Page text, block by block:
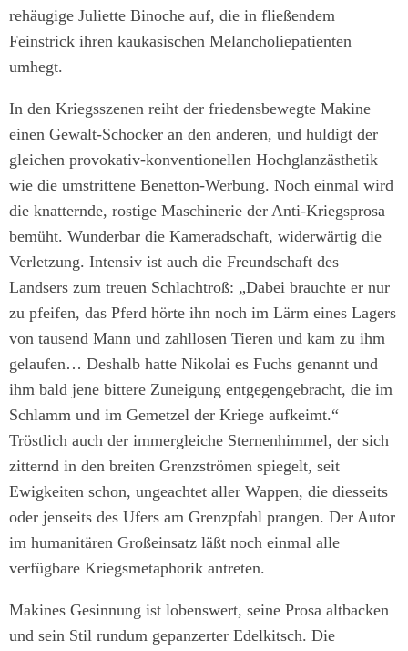
rehäugige Juliette Binoche auf, die in fließendem
Feinstrick ihren kaukasischen Melancholiepatienten
umhegt.
In den Kriegsszenen reiht der friedensbewegte Makine
einen Gewalt-Schocker an den anderen, und huldigt der
gleichen provokativ-konventionellen Hochglanzästhetik
wie die umstrittene Benetton-Werbung. Noch einmal wird
die knatternde, rostige Maschinerie der Anti-Kriegsprosa
bemüht. Wunderbar die Kameradschaft, widerwärtig die
Verletzung. Intensiv ist auch die Freundschaft des
Landsers zum treuen Schlachtroß: „Dabei brauchte er nur
zu pfeifen, das Pferd hörte ihn noch im Lärm eines Lagers
von tausend Mann und zahllosen Tieren und kam zu ihm
gelaufen… Deshalb hatte Nikolai es Fuchs genannt und
ihm bald jene bittere Zuneigung entgegengebracht, die im
Schlamm und im Gemetzel der Kriege aufkeimt.“
Tröstlich auch der immergleiche Sternenhimmel, der sich
zitternd in den breiten Grenzströmen spiegelt, seit
Ewigkeiten schon, ungeachtet aller Wappen, die diesseits
oder jenseits des Ufers am Grenzpfahl prangen. Der Autor
im humanitären Großeinsatz läßt noch einmal alle
verfügbare Kriegsmetaphorik antreten.
Makines Gesinnung ist lobenswert, seine Prosa altbacken
und sein Stil rundum gepanzerter Edelkitsch. Die